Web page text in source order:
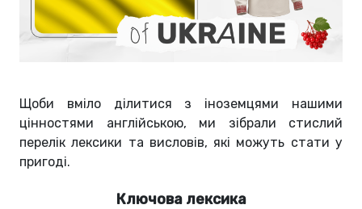
Щоби вміло ділитися з іноземцями нашими
цінностями англійською, ми зібрали стислий
перелік лексики та висловів, які можуть стати у
пригоді.
Ключова лексика